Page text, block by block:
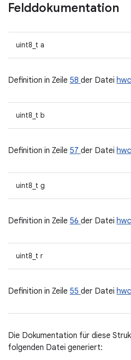
Felddokumentation
uint8_t a
Definition in Zeile 58 der Datei
uint8_t b
Definition in Zeile 57 der Datei
uint8_t g
Definition in Zeile 56 der Datei
uint8_t r
Definition in Zeile 55 der Datei
Die Dokumentation für diese
folgenden Datei generiert: